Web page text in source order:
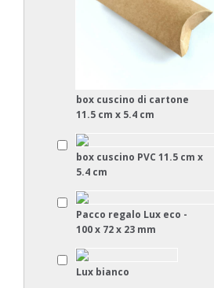
box cuscino di cartone
11.5 cm x 5.4 cm
box cuscino PVC 11.5 cm x
5.4 cm
Pacco regalo Lux eco -
100 x 72 x 23 mm
Lux bianco